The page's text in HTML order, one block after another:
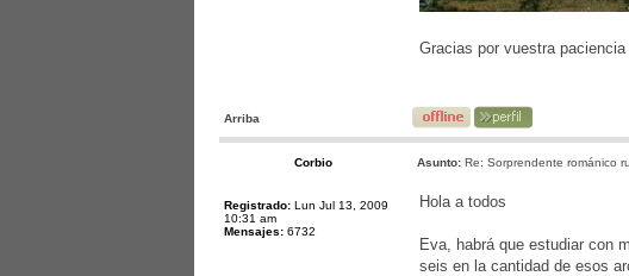
Gracias por vuestra
Arriba
Corbio Asunto: Re: Sorprendente románico
Registrado: Lun Jul 13, 2009
10:31 am
Mensajes: 6732
Hola a todos
Eva, habrá que estudiar con
seis en la cantidad de esos